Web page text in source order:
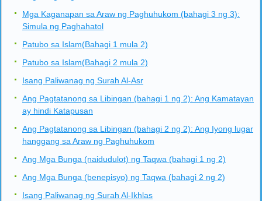
Mga Kaganapan sa Araw ng Paghuhukom (bahagi 3 ng 3):
Simula ng Paghahatol
Patubo sa Islam(Bahagi 1 mula 2)
Patubo sa Islam(Bahagi 2 mula 2)
Isang Paliwanag ng Surah Al-Asr
Ang Pagtatanong sa Libingan (bahagi 1 ng 2): Ang Kamatayan
ay hindi Katapusan
Ang Pagtatanong sa Libingan (bahagi 2 ng 2): Ang Iyong lugar
hanggang sa Araw ng Paghuhukom
Ang Mga Bunga (naidudulot) ng Taqwa (bahagi 1 ng 2)
Ang Mga Bunga (benepisyo) ng Taqwa (bahagi 2 ng 2)
Isang Paliwanag ng Surah Al-Ikhlas